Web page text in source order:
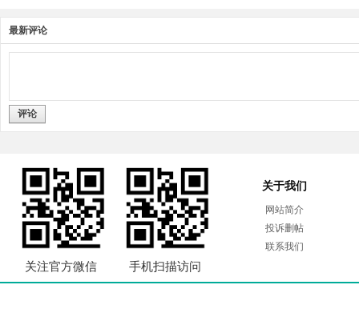
最新评论
评论
关注官方微信 手机扫描访问
关于我们
网站简介
投诉删帖
联系我们